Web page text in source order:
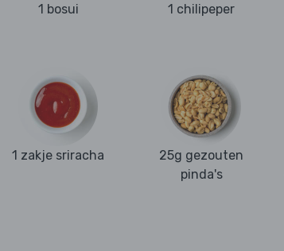
1 bosui 1 chilipeper
1 zakje sriracha
25g gezouten
pinda's